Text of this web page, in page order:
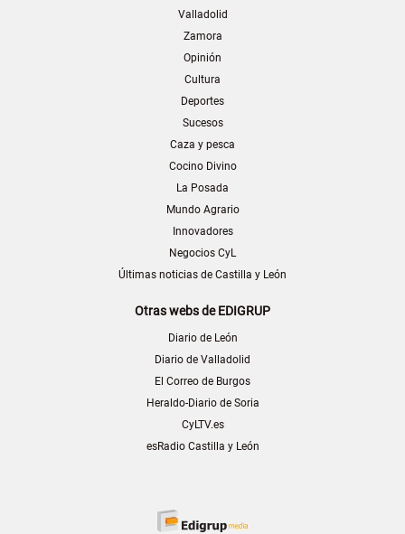
Valladolid
Zamora
Opinión
Cultura
Deportes
Sucesos
Caza y pesca
Cocino Divino
La Posada
Mundo Agrario
Innovadores
Negocios CyL
Últimas noticias de Castilla y León
Otras webs de EDIGRUP
Diario de León
Diario de Valladolid
El Correo de Burgos
Heraldo-Diario de Soria
CyLTV.es
esRadio Castilla y León